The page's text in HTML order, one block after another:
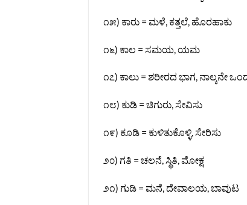
೧೫) ಕಾರು = ಮಳೆ, ಕತ್ತಲೆ, ಹೊರಹಾಕು
೧೬) ಕಾಲ = ಸಮಯ, ಯಮ
೧೭) ಕಾಲು = ಶರೀರದ ಭಾಗ, ನಾಲ್ಕನೇ
೧೮) ಕುಡಿ = ಚಿಗುರು, ಸೇವಿಸು
೧೯) ಕೂಡಿ = ಕುಳಿತುಕೊಳ್ಳಿ, ಸೇರಿಸು
೨೦) ಗತಿ = ಚಲನೆ, ಸ್ಥಿತಿ, ಮೋಕ್ಷ
೨೧) ಗುಡಿ = ಮನೆ, ದೇವಾಲಯ, ಬಾವುಟ